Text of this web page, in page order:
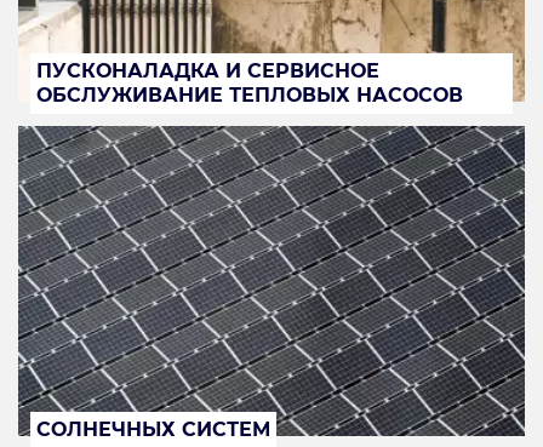
ПУСКОНАЛАДКА И СЕРВИСНОЕ
ОБСЛУЖИВАНИЕ ТЕПЛОВЫХ НАСОСОВ
СОЛНЕЧНЫХ СИСТЕМ